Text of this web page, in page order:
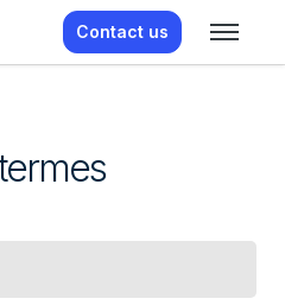
Contact us